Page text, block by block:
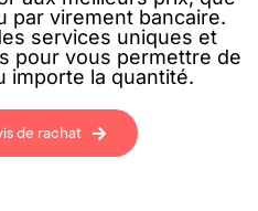
par virement bancaire.
services uniques et
pour vous permettre de
importe la quantité.
de rachat